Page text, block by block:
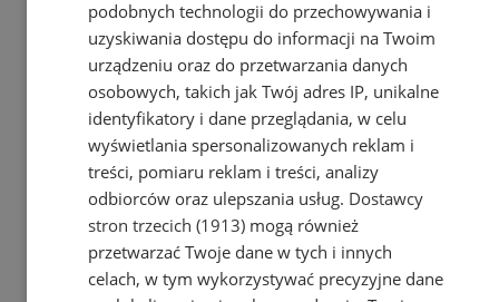
Komenda Miejska Policji
Straż Miejska
Straż Pożarna
KATALOG FIRM
KATALOG FIRM
Dodaj firmę do katalogu
POLECAMY
Skup.io - Skup nieruchomości
Świętochłowice
Skup - nieruchomosci.org
OGŁOSZENIA
OGŁOSZENIA
Dodaj ogłoszenie
podobnych technologii do przechowywania i
uzyskiwania dostępu do informacji na Twoim
urządzeniu oraz do przetwarzania danych
osobowych, takich jak Twój adres IP, unikalne
identyfikatory i dane przeglądania, w celu
wyświetlania spersonalizowanych reklam i
treści, pomiaru reklam i treści, analizy
odbiorców oraz ulepszania usług. Dostawcy
stron trzecich (1913) mogą również
przetwarzać Twoje dane w tych i innych
celach, w tym wykorzystywać precyzyjne dane